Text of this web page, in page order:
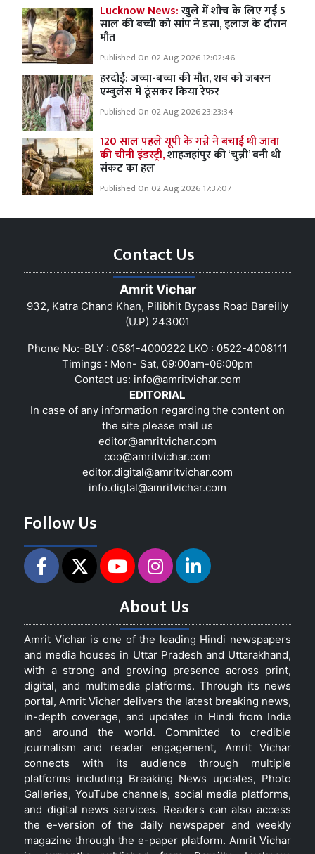
Lucknow News:खुले में शौच के लिए गई 5
साल की बच्ची को सांप ने डसा, इलाज के दौरान
मौत
Published On 02 Aug 2026 12:02:46
हरदोई: जच्चा-बच्चा की मौत, शव को जबरन
एम्बुलेंस में ठूंसकर किया रेफर
Published On 02 Aug 2026 23:23:34
120 साल पहले यूपी के गन्ने ने बचाई थी जावा
की चीनी इंडस्ट्री,शाहजहांपुर की ‘चुन्नी’ बनी थी
संकट का हल
Published On 02 Aug 2026 17:37:07
Contact Us
Amrit Vichar
932, Katra Chand Khan, Pilibhit Bypass Road Bareilly
(U.P) 243001
Phone No:-BLY : 0581-4000222 LKO : 0522-4008111
Timings : Mon- Sat, 09:00am-06:00pm
Contact us: info@amritvichar.com
EDITORIAL
In case of any information regarding the content on
the site please mail us
editor@amritvichar.com
coo@amritvichar.com
editor.digital@amritvichar.com
info.digtal@amritvichar.com
Follow Us
About Us
Amrit Vichar is one of the leading Hindi newspapers
and media houses in Uttar Pradesh and Uttarakhand,
with a strong and growing presence across print,
digital, and multimedia platforms. Through its news
portal, Amrit Vichar delivers the latest breaking news,
in-depth coverage, and updates in Hindi from India
and around the world. Committed to credible
journalism and reader engagement, Amrit Vichar
connects with its audience through multiple
platforms including Breaking News updates, Photo
Galleries, YouTube channels, social media platforms,
and digital news services. Readers can also access
the e-version of the daily newspaper and weekly
magazine through the e-paper platform. Amrit Vichar